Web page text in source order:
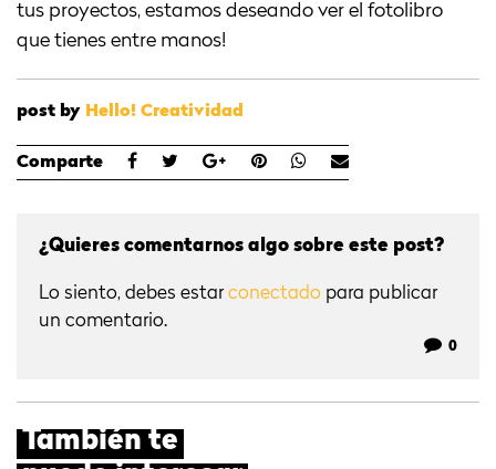
tus proyectos, estamos deseando ver el fotolibro
que tienes entre manos!
post by Hello! Creatividad
Comparte
¿Quieres comentarnos algo sobre este post?
Lo siento, debes estarconectado para publicar
un comentario.
0
También te